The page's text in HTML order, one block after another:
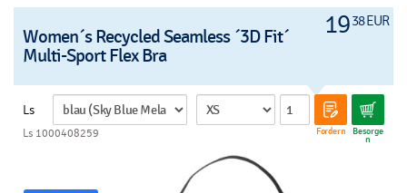
Drück:tampondruck - b, siebdruck - papierdruck - b,
transferdruck - v, siebdruck auf t-shirts - v, drucken -
sublimation, siebdruck - helles t-shirt - b, siebdruck - dunkles t-
shirt - b
1938 EUR
Women´s Recycled Seamless ´3D Fit´
Multi-Sport Flex Bra
Ls
Fordern Besorge
n
Ls 1000408259